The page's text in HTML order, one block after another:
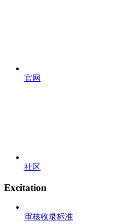
官网
社区
Excitation
审核收录标准